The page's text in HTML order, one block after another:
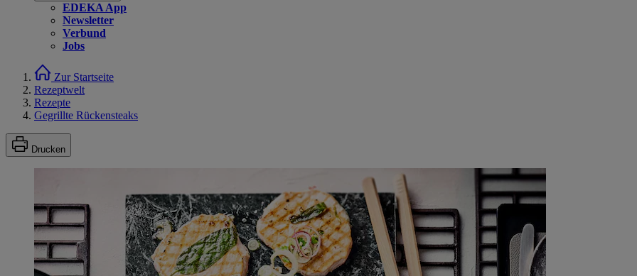
EDEKA App
Newsletter
Verbund
Jobs
Zur Startseite
Rezeptwelt
Rezepte
Gegrillte Rückensteaks
Drucken